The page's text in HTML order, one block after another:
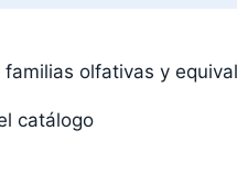
olfativas y
catálogo